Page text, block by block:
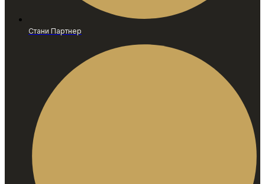
Стани Партнер